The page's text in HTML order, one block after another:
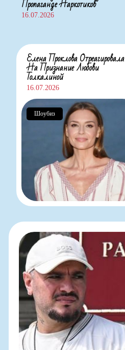
Пропаганде Наркотиков
16.07.2026
Елена Проклова Отреагировала
На Признание Любови
Толкалиной
16.07.2026
Шоубиз